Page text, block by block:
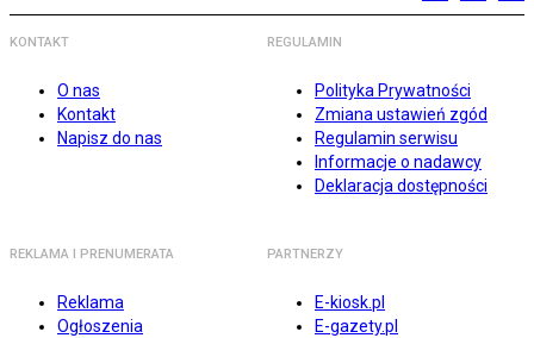
KONTAKT
O nas
Kontakt
Napisz do nas
REGULAMIN
Polityka Prywatności
Zmiana ustawień zgód
Regulamin serwisu
Informacje o nadawcy
Deklaracja dostępności
REKLAMA I PRENUMERATA
Reklama
Ogłoszenia
PARTNERZY
E-kiosk.pl
E-gazety.pl